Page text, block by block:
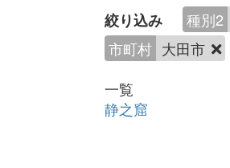
絞り込み 種別2
市町村 大田市
一覧
静之窟